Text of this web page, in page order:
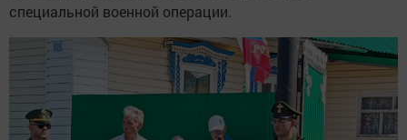
специальной военной операции.